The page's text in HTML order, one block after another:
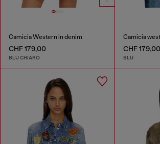
Camicia Western in denim
CHF 179,00
BLU CHIARO
CHF 179,00
BLU